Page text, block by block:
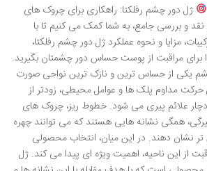
ژل دور چشم رفلکتا: راهکاری برای چروک های
و بررسی جامع، به شما کمک می کنیم تا با
مزایا و نحوه عملکرد ژل دور چشم رفلکتا،
برای مراقبت از پوست حساس دور چشمتان بگیرید.
یکی از حساس ترین و نازک ترین نواحی صورت
مداوم پلک ها و عوامل محیطی، زودتر از
علائم پیری می شود. خطوط ریز، چروک های
همگی نشانه هایی هستند که می توانند چهره
نشان دهند. در این میان، انتخاب محصولی
از این ناحیه، اهمیت ویژه ای پیدا می کند. ژل